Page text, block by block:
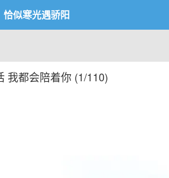
恰似寒光遇骄阳
我都会陪着你 (1/110)